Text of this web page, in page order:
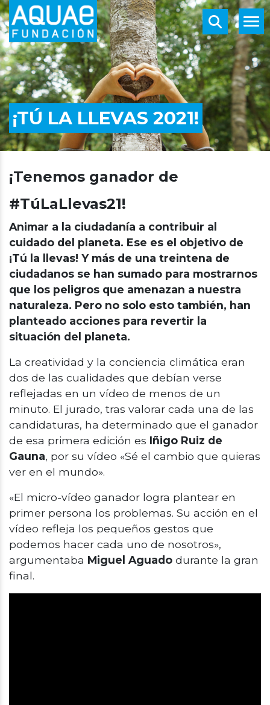
¡TÚ LA LLEVAS 2021!
¡Tenemos ganador de
#TúLaLlevas21!
Animar a la ciudadanía a contribuir al
cuidado del planeta. Ese es el objetivo de
¡Tú la llevas! Y más de una treintena de
ciudadanos se han sumado para mostrarnos
que los peligros que amenazan a nuestra
naturaleza. Pero no solo esto también, han
planteado acciones para revertir la
situación del planeta.
La creatividad y la conciencia climática eran
dos de las cualidades que debían verse
reflejadas en un vídeo de menos de un
minuto. El jurado, tras valorar cada una de las
candidaturas, ha determinado que el ganador
de esa primera edición es Iñigo Ruiz de
Gauna, por su vídeo «Sé el cambio que quieras
ver en el mundo».
«El micro-vídeo ganador logra plantear en
primer persona los problemas. Su acción en el
vídeo refleja los pequeños gestos que
podemos hacer cada uno de nosotros»,
argumentaba Miguel Aguado durante la gran
final.